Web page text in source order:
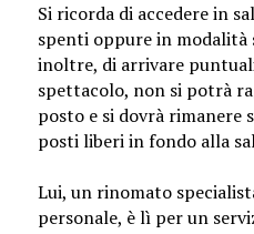
Si ricorda di accedere in
spenti oppure in modalità
inoltre, di arrivare
spettacolo, non si potrà
posto e si dovrà rimanere
posti liberi in fondo alla
Lui, un rinomato
personale, è lì per un